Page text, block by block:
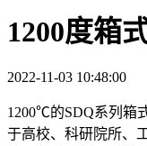
1200度箱
2022-11-03 10:48:00
1200℃的SDQ系列箱
于高校、科研院所、